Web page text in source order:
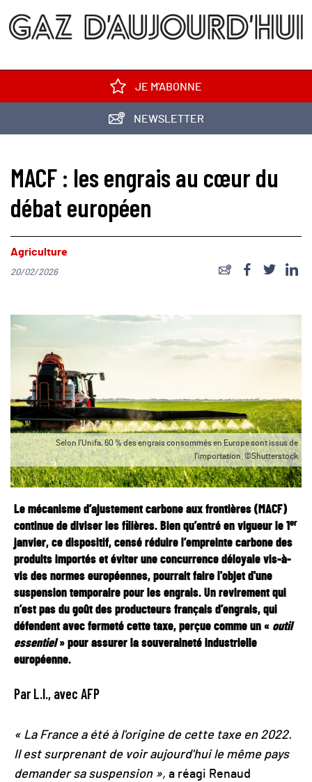
JE M'ABONNE
NEWSLETTER
MACF : les engrais au cœur du
débat européen
Agriculture
20/02/2026
Selon l'Unifa, 60 % des engrais consommés en Europe sont issus de
l’importation. ©Shutterstock
Le mécanisme d’ajustement carbone aux frontières (MACF)
continue de diviser les filières. Bien qu’entré en vigueur le 1 er
janvier, ce dispositif, censé réduire l’empreinte carbone des
produits importés et éviter une concurrence déloyale vis-à-
vis des normes européennes, pourrait faire l'objet d'une
suspension temporaire pour les engrais. Un revirement qui
n’est pas du goût des producteurs français d’engrais, qui
défendent avec fermeté cette taxe, perçue comme un « outil
essentiel» pour assurer la souveraineté industrielle
européenne.
Par L.I., avec AFP
« La France a été à l'origine de cette taxe en 2022.
Il est surprenant de voir aujourd'hui le même pays
demander sa suspension », a réagi Renaud